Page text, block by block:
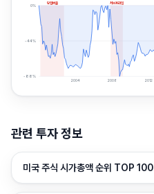
닷컴버블 서브프라임
0%
-44%
-88%
2004 2008 2012
관련 투자 정보
미국 주식 시가총액 순위 TOP 100